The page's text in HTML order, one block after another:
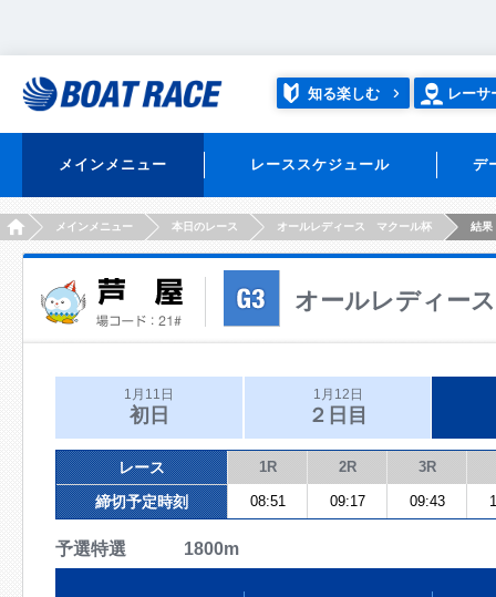
知る楽しむ レーサ
メインメニュー レーススケジュール デ
HOMEメインメニュー 本日のレース オールレディース マクール杯 結果
オールレディー
1月11日
初日
1月12日
２日目
レース 1R 2R 3R
締切予定時刻 08:51 09:17 09:43
予選特選 1800m